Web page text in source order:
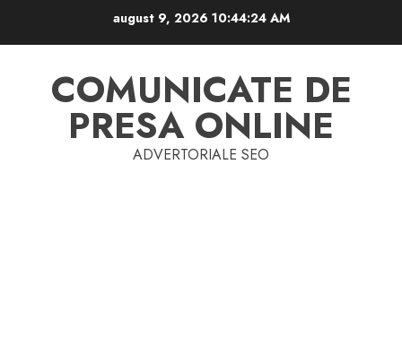
august 9, 2026 10:44:25 AM
COMUNICATE DE
PRESA ONLINE
ADVERTORIALE SEO